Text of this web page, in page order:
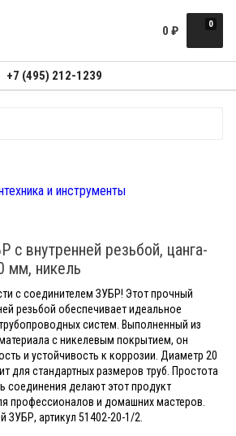
0
0 ₽
+7 (495) 212-1239
и инструменты
с внутренней резьбой, цанга-
мм, никель
с соединителем ЗУБР! Этот прочный
резьбой обеспечивает идеальное
систем. Выполненный из
с никелевым покрытием, он
и устойчивость к коррозии. Диаметр 20
для стандартных размеров труб. Простота
соединения делают этот продукт
профессионалов и домашних мастеров.
ЗУБР, артикул 51402-20-1/2.